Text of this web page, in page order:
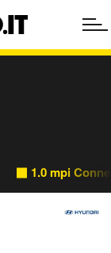
1.0 mpi